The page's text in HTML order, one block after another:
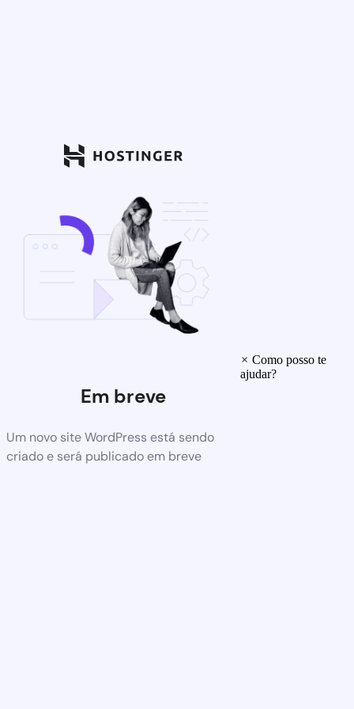
Em breve
Um novo site WordPress está sendo
criado e será publicado em breve
× Como posso te
ajudar?